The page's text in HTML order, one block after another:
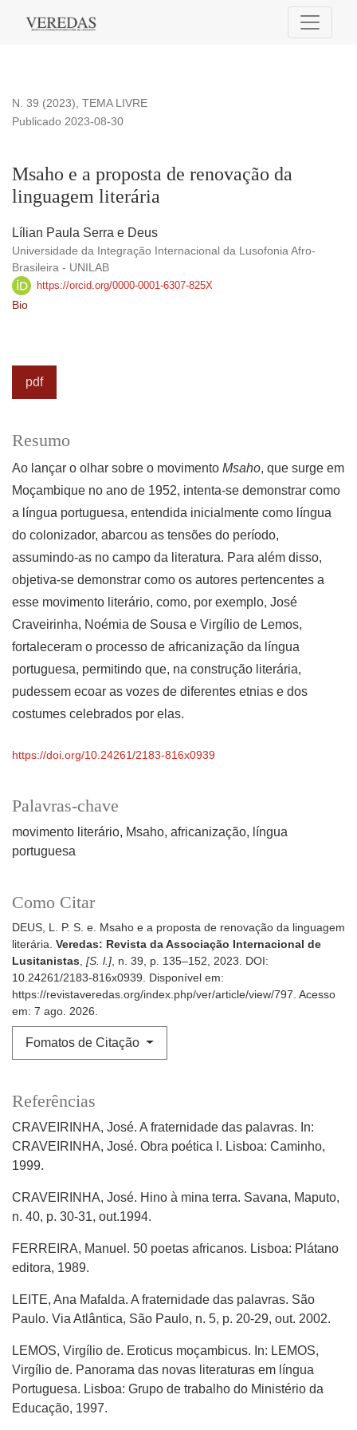
Msaho e a proposta de renovação da linguagem literária
N. 39 (2023), TEMA LIVRE
Msaho e a proposta de renovação da
linguagem literária
Publicado 2023-08-30
Lílian Paula Serra e Deus
Universidade da Integração Internacional da Lusofonia Afro-
Brasileira - UNILAB
https://orcid.org/0000-0001-6307-825X
Bio
pdf
Palavras-chave
movimento literário Msaho africanização
língua
portuguesa
Como Citar
DEUS, L. P. S. e. Msaho e a proposta de renovação da linguagem
literária. Veredas: Revista da Associação Internacional de
Lusitanistas, [S. l.], n. 39, p. 135–152, 2023. DOI:
10.24261/2183-816x0939. Disponível em:
https://revistaveredas.org/index.php/ver/article/view/797. Acesso
em: 7 ago. 2026.
Fomatos de Citação
Resumo
Ao lançar o olhar sobre o movimento Msaho, que surge em
Moçambique no ano de 1952, intenta-se demonstrar como
a língua portuguesa, entendida inicialmente como língua
do colonizador, abarcou as tensões do período,
assumindo-as no campo da literatura. Para além disso,
objetiva-se demonstrar como os autores pertencentes a
esse movimento literário, como, por exemplo, José
Craveirinha, Noémia de Sousa e Virgílio de Lemos,
fortaleceram o processo de africanização da língua
portuguesa, permitindo que, na construção literária,
pudessem ecoar as vozes de diferentes etnias e dos
costumes celebrados por elas.
https://doi.org/10.24261/2183-816x0939
Referências
CRAVEIRINHA, José. A fraternidade das palavras. In:
CRAVEIRINHA, José. Obra poética I. Lisboa: Caminho,
1999.
CRAVEIRINHA, José. Hino à mina terra. Savana, Maputo,
n. 40, p. 30-31, out.1994.
FERREIRA, Manuel. 50 poetas africanos. Lisboa: Plátano
editora, 1989.
LEITE, Ana Mafalda. A fraternidade das palavras. São
Paulo. Via Atlântica, São Paulo, n. 5, p. 20-29, out. 2002.
LEMOS, Virgílio de. Eroticus moçambicus. In: LEMOS,
Virgílio de. Panorama das novas literaturas em língua
Portuguesa. Lisboa: Grupo de trabalho do Ministério da
Educação, 1997.